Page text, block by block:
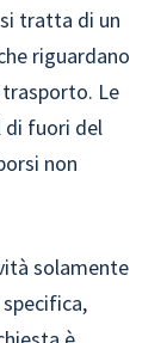
tratta di un
riguardano
Le
di fuori del
non
solamente